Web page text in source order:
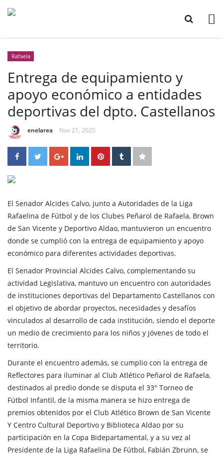
Rafaela
Entrega de equipamiento y
apoyo económico a entidades
deportivas del dpto. Castellanos
enelarea Nov 21, 2025
El Senador Alcides Calvo, junto a Autoridades de la Liga
Rafaelina de Fútbol y de los Clubes Peñarol de Rafaela, Brown
de San Vicente y Deportivo Aldao, mantuvieron un encuentro
donde se cumplió con la entrega de equipamiento y apoyo
económico para diferentes actividades deportivas.
El Senador Provincial Alcides Calvo, complementando su
actividad Legislativa, mantuvo un encuentro con autoridades
de instituciones deportivas del Departamento Castellanos con
el objetivo de abordar proyectos, necesidades y desafíos
vinculados al desarrollo de cada institución, siendo el deporte
un medio de crecimiento para los niños y jóvenes de todo el
territorio.
Durante el encuentro además, se cumplio con la entrega de
Reflectores para iluminar al Club Atlético Peñarol de Rafaela,
destinados al predio donde se disputa el 33° Torneo de
Fútbol Infantil, de la misma manera se hizo entrega de
premios obtenidos por el Club Atlético Brown de San Vicente
Y Centro Cultural Deportivo y Biblioteca Aldao por su
participación en la Copa Bidepartamental, y a su vez al
Presidente de la Liga Rafaelina De Fútbol, Fabián Zbrunn, se